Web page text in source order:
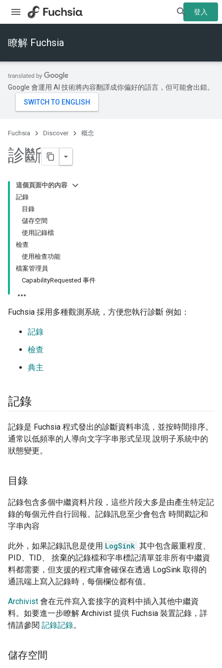
登入
瞭解 Fuchsia
Google 會運用 AI 技術將內容翻譯成你偏好的語言，但可能會出錯。
Fuchsia Discover 概念
診斷
這個頁面中的內容
記錄
目錄
儲存空間
使用記錄檔
檢查
使用檢查功能
檔案管理員
CapabilityRequested 事件
Fuchsia 採用多種觀測系統，方便您執行診斷 例如：
記錄
檢查
典主
記錄
記錄是 Fuchsia 程式發出的診斷資料串流，並按時間排序。
通常以低頻率的人導向文字字串形式呈現 說明子系統中的
狀態變更。
目錄
記錄包含多個中繼資料片段，這些片段大多是由產生特定記
錄的每個元件自行回報。記錄訊息至少會包含 時間戳記和
字串內容
此外，如果記錄訊息是使用 LogSink 其中包含嚴重程度、
PID、TID、 捨棄的記錄檔和字串標記清單並非所有中繼資
料都需要，但支援的程式庫會確保在透過 LogSink 取得的
通訊端上寫入記錄時，每個欄位都有值。
Archivist 會在元件寫入套接字的資料中插入其他中繼資
料。如要進一步瞭解 Archivist 提供 Fuchsia 裝置記錄，詳
情請參閱 記錄記錄。
儲存空間